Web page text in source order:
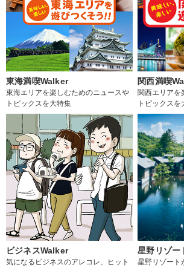
東海満喫Walker
東海エリアを楽しむためのニュースや
トピックスを大特集
関西満喫
関西エリアを
トピックスを
ビジネスWalker
気になるビジネスのアレコレ、ヒット
星野リゾー
星野リゾート